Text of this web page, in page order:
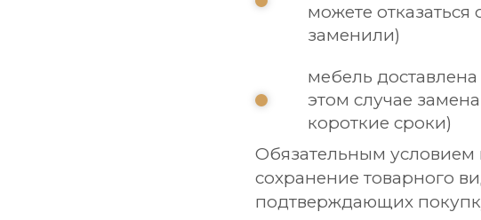
можете отказаться
заменили)
мебель
этом случае
короткие сроки)
Обязательным условием
сохранение товарного
подтверждающих